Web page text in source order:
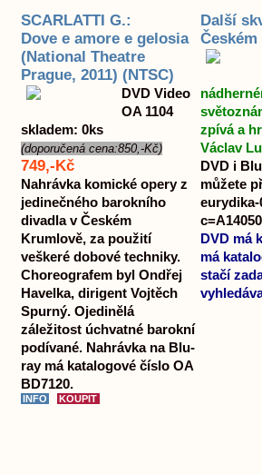
SCARLATTI G.:
Dove e amore e gelosia
(National Theatre
Prague, 2011) (NTSC)
DVD Video
OA 1104
skladem: 0ks
(doporučená cena:850,-Kč)
749,-Kč
Nahrávka komické opery z
jedinečného barokního
divadla v Českém
Krumlově, za použití
veškeré dobové techniky.
Choreografem byl Ondřej
Havelka, dirigent Vojtěch
Spurný. Ojedinělá
záležitost úchvatné barokní
podívané. Nahrávka na Blu-
ray má katalogové číslo OA
BD7120.
Další
zpívá a
Václav
DVD i
můžete
DVD má
má
stačí